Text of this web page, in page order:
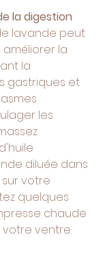
la digestion
lavande peut
la
la
gastriques et
les
diluée dans
votre
quelques
chaude
ventre.